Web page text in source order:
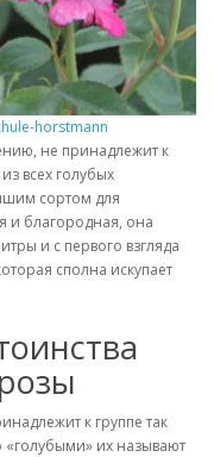
horstmann
не принадлежит к
всех голубых
сортом для
и благородная, она
и с первого взгляда
сполна искупает
к группе так
«голубыми» их называют